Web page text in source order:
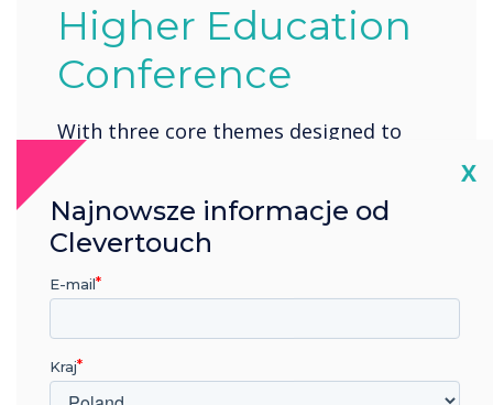
Higher Education
Conference
With three core themes designed to
address the overarching challenges
structured our content to provide
higher Ed professionals with keynote
guidance, ensuring the community
institution.
X
Najnowsze informacje od
Clevertouch
E-mail
Kraj